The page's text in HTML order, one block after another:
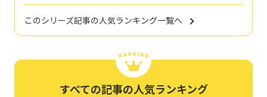
このシリーズ記事の人気ランキング一覧へ
すべての記事の人気ランキング